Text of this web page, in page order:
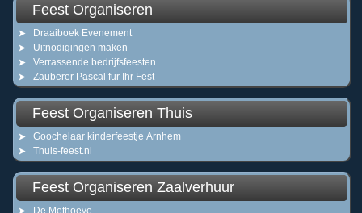
Feest Organiseren
Draaiboek Evenement
Uitnodigingen maken
Verrassende bedrijfsfeesten
Zauberer Pascal fur Ihr Fest
Feest Organiseren Thuis
Goochelaar kinderfeestje Arnhem
Thuis-feest.nl
Feest Organiseren Zaalverhuur
De Methoeve